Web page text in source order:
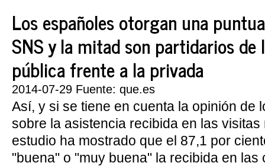
Los españoles otorgan una
SNS y la mitad son partidarios de
pública frente a la privada
2014-07-29 Fuente: que.es
Así, y si se tiene en cuenta la opinión de
sobre la asistencia recibida en las visitas
estudio ha mostrado que el 87,1 por
"buena" o "muy buena" la recibida en las